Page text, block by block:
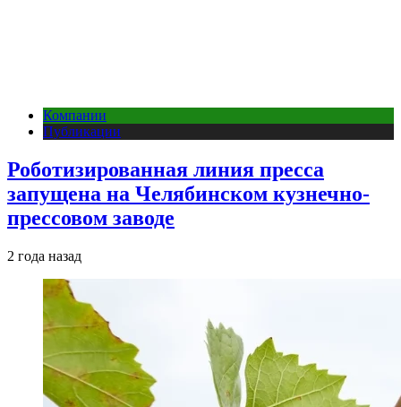
Компании
Публикации
Роботизированная линия пресса
запущена на Челябинском кузнечно-
прессовом заводе
2 года назад